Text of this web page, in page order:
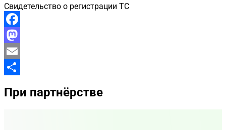
Свидетельство о регистрации ТС
Facebook
Mastodon
Email
При партнёрстве